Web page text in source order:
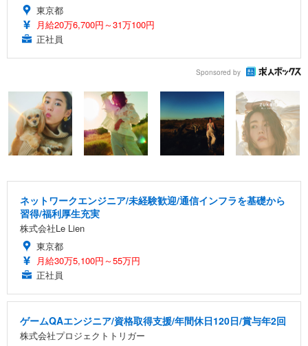
東京都
月給20万6,700円～31万100円
正社員
Sponsored by
ネットワークエンジニア/未経験歓迎/通信インフラを基礎から
習得/福利厚生充実
株式会社Le Lien
東京都
月給30万5,100円～55万円
正社員
ゲームQAエンジニア/資格取得支援/年間休日120日/賞与年2回
株式会社プロジェクトトリガー